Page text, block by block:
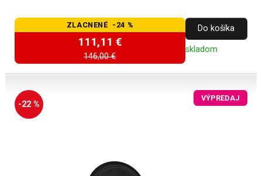
ZLACNENÉ -24 %
111,11 €
146,00 €
Do košíka
skladom
-22 %
VÝPREDAJ